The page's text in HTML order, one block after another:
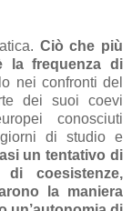
Ciò che più
la frequenza di
nei confronti del
dei suoi coevi
conosciuti
di studio e
un tentativo di
coesistenze,
la maniera